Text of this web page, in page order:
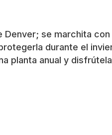
Denver; se marchita
durante el
planta anual y